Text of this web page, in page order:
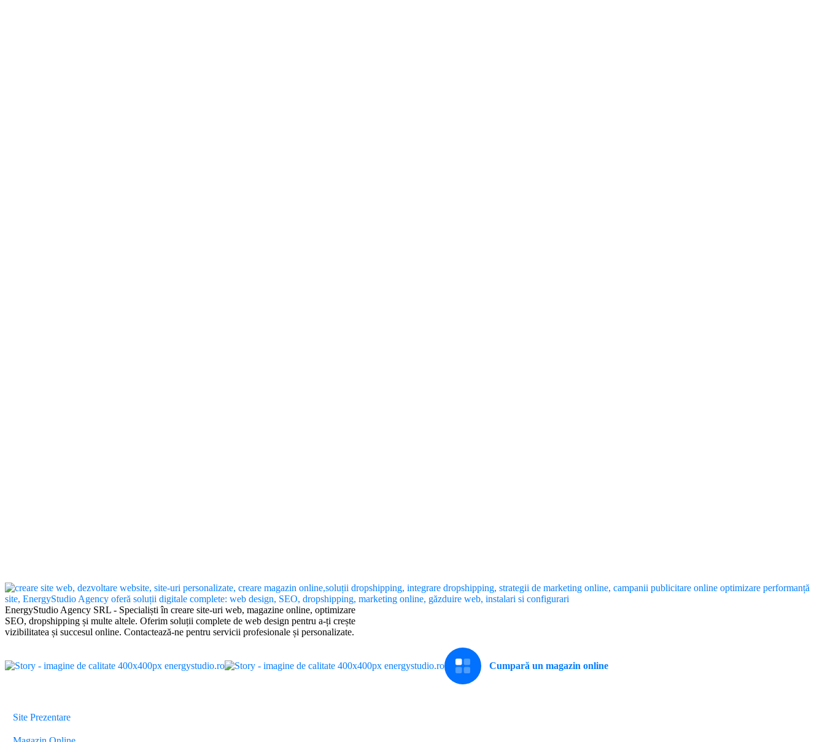
EnergyStudio Agency SRL - Specialiști în creare site-uri web, magazine online, optimizare
SEO, dropshipping și multe altele. Oferim soluții complete de web design pentru a-ți crește
vizibilitatea și succesul online. Contactează-ne pentru servicii profesionale și personalizate.
Cumpară un magazin online
Site Prezentare